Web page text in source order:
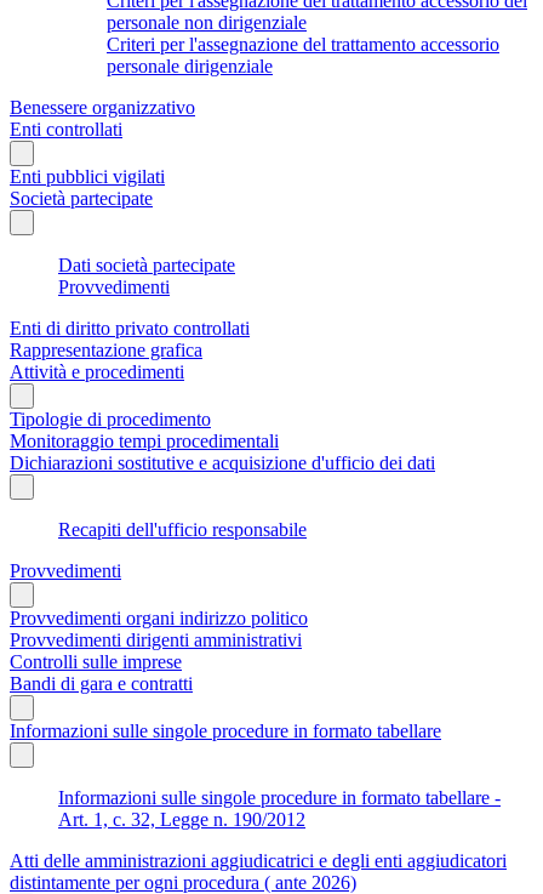
personale non dirigenziale
Criteri per l'assegnazione del trattamento accessorio
personale dirigenziale
Benessere organizzativo
Enti controllati
Enti pubblici vigilati
Società partecipate
Dati società partecipate
Provvedimenti
Enti di diritto privato controllati
Rappresentazione grafica
Attività e procedimenti
Tipologie di procedimento
Monitoraggio tempi procedimentali
Dichiarazioni sostitutive e acquisizione d'ufficio dei dati
Recapiti dell'ufficio responsabile
Provvedimenti
Provvedimenti organi indirizzo politico
Provvedimenti dirigenti amministrativi
Controlli sulle imprese
Bandi di gara e contratti
Informazioni sulle singole procedure in formato tabellare
Informazioni sulle singole procedure in formato tabellare -
Art. 1, c. 32, Legge n. 190/2012
Atti delle amministrazioni aggiudicatrici e degli enti aggiudicatori
distintamente per ogni procedura ( ante 2026)